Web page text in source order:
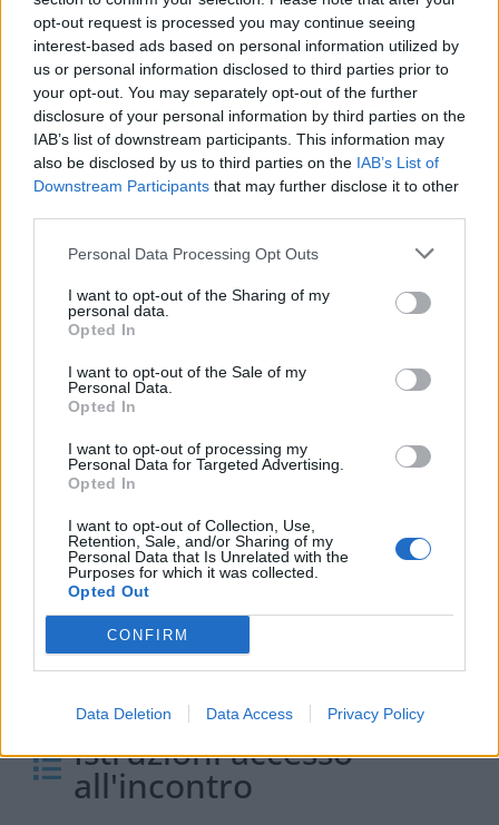
opt-out request is processed you may continue seeing
interest-based ads based on personal information utilized by
us or personal information disclosed to third parties prior to
your opt-out. You may separately opt-out of the further
disclosure of your personal information by third parties on the
IAB’s list of downstream participants. This information may
also be disclosed by us to third parties on the IAB’s List of
Downstream Participants that may further disclose it to other
Personal Data Processing Opt Outs
I want to opt-out of the Sharing of my
personal data.
Opted In
I want to opt-out of the Sale of my
Personal Data.
Opted In
I want to opt-out of processing my
Personal Data for Targeted Advertising.
Opted In
I want to opt-out of Collection, Use,
Retention, Sale, and/or Sharing of my
Personal Data that Is Unrelated with the
Purposes for which it was collected.
Opted Out
CONFIRM
Data Deletion Data Access Privacy Policy
lezioni apprese dalla prima fase di
implementazione dell’attuale Programma quadro e
sui miglioramenti necessari per il futuro.
Inoltre, l’incontro rappresenta un’occasione per
conoscere le priorità del sistema della ricerca
generazione di finanziamenti UE per la ricerca e
l’innovazione.
Programma
-Interventi
General Research and Innovation – European
Commission
Francesco
Moderatore: FedericaTuseo
Istruzioni accesso
all'incontro